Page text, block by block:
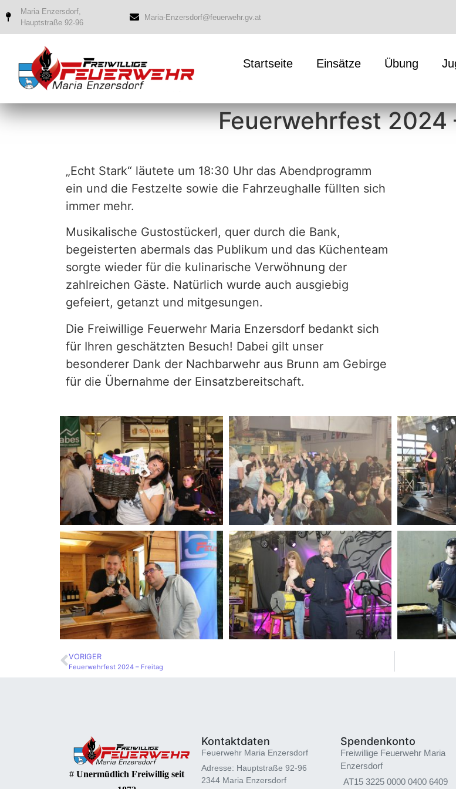
Maria Enzersdorf,
Hauptstraße 92-96
Maria-Enzersdorf@feuerwehr.gv.at
Startseite Einsätze Übung
Feuerwehrfest 2024
„Echt Stark“ läutete um 18:30 Uhr das Abendprogramm
ein und die Festzelte sowie die Fahrzeughalle füllten sich
immer mehr.
Musikalische Gustostückerl, quer durch die Bank,
begeisterten abermals das Publikum und das Küchenteam
sorgte wieder für die kulinarische Verwöhnung der
zahlreichen Gäste. Natürlich wurde auch ausgiebig
gefeiert, getanzt und mitgesungen.
Die Freiwillige Feuerwehr Maria Enzersdorf bedankt sich
für Ihren geschätzten Besuch! Dabei gilt unser
besonderer Dank der Nachbarwehr aus Brunn am Gebirge
für die Übernahme der Einsatzbereitschaft.
VORIGER
Feuerwehrfest 2024 – Freitag
# Unermüdlich Freiwillig seit
Kontaktdaten
Feuerwehr Maria Enzersdorf
Adresse: Hauptstraße 92-96
2344 Maria Enzersdorf
Spendenkonto
Freiwillige Feuerwehr Maria
Enzersdorf
AT15 3225 0000 0400 6409